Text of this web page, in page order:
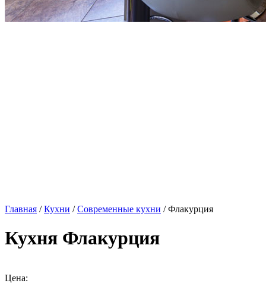
Главная /Кухни /Современные кухни / Флакурция
Кухня Флакурция
Цена: